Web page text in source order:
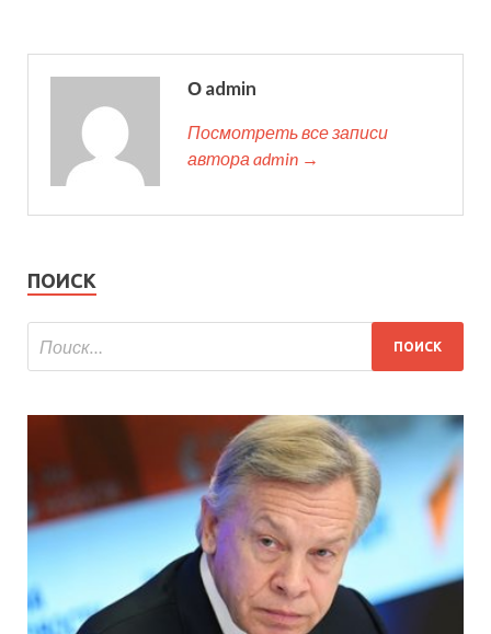
О admin
Посмотреть все записи
автора admin →
ПОИСК